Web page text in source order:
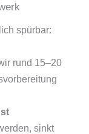
spürbar:
rund 15–20
sinkt